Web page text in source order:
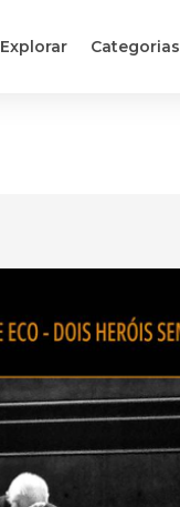
Explorar Categorias